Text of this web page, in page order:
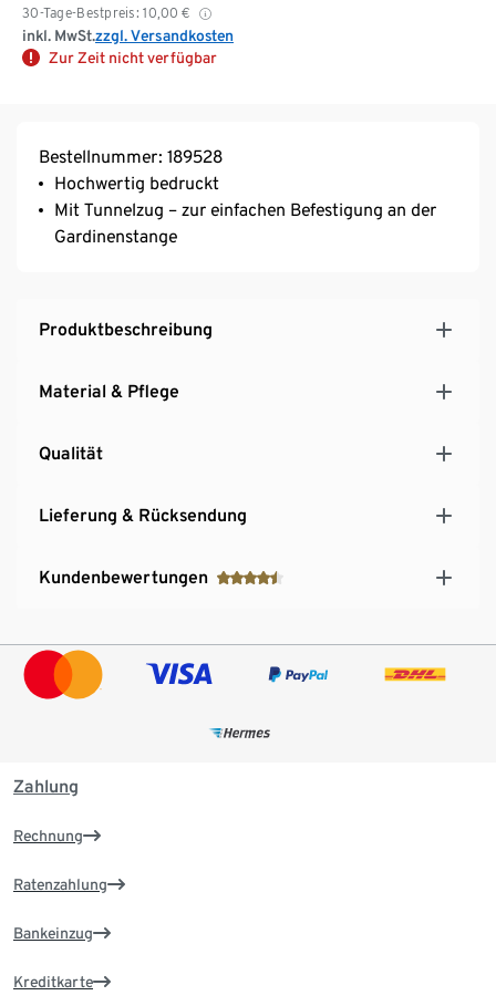
30-Tage-Bestpreis: 10,00 €
inkl. MwSt.zzgl. Versandkosten
Zur Zeit nicht verfügbar
Bestellnummer: 189528
Hochwertig bedruckt
Mit Tunnelzug – zur einfachen Befestigung an der
Gardinenstange
Produktbeschreibung
Material & Pflege
Qualität
Lieferung & Rücksendung
Kundenbewertungen
Zahlung
Rechnung
Ratenzahlung
Bankeinzug
Kreditkarte